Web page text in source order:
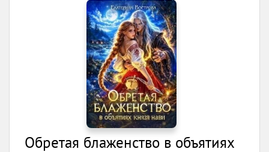
Обретая блаженство в объятиях